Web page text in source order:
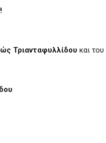
Τριανταφυλλίδου και του